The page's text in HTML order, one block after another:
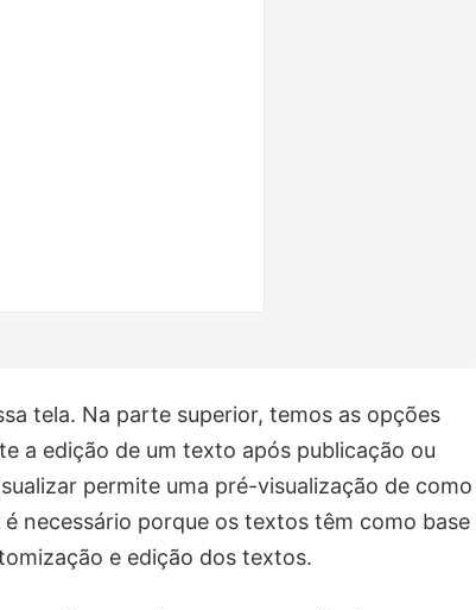
tela. Na parte superior, temos as opções
a edição de um texto após publicação ou
permite uma pré-visualização de como
necessário porque os textos têm como base
e edição dos textos.